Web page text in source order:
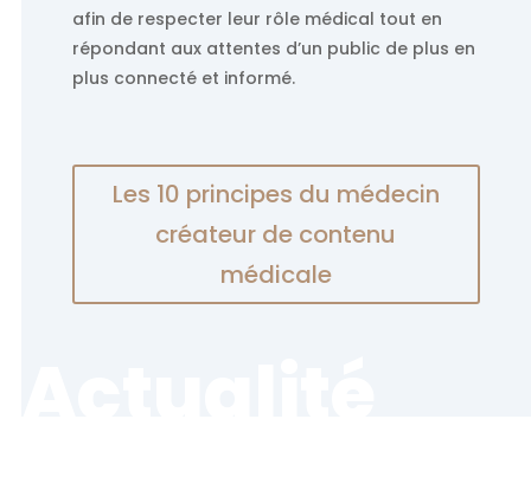
afin de respecter leur rôle médical tout en
répondant aux attentes d’un public de plus en
plus connecté et informé.
Les 10 principes du médecin
créateur de contenu
médicale